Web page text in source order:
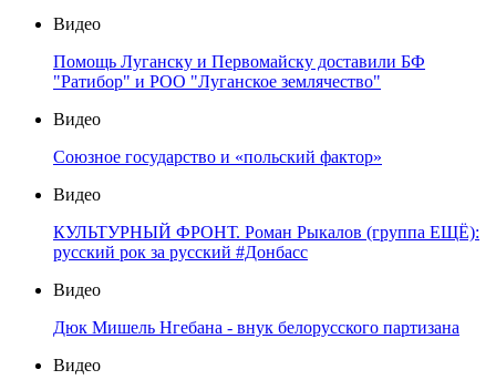
Видео
Помощь Луганску и Первомайску доставили БФ
"Ратибор" и РОО "Луганское землячество"
Видео
Союзное государство и «польский фактор»
Видео
КУЛЬТУРНЫЙ ФРОНТ. Роман Рыкалов (группа ЕЩЁ):
русский рок за русский #Донбасс
Видео
Дюк Мишель Нгебана - внук белорусского партизана
Видео